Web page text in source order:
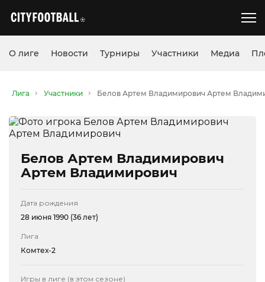
О лиге Новости Турниры Участники Медиа
Лига Участники Белов Артем Владимирович Артем
Белов Артем Владимирович
Артем Владимирович
Дата рождения
28 июня 1990 (36 лет)
Лига
Комтех-2
Игры в лиге (в этом сезоне)